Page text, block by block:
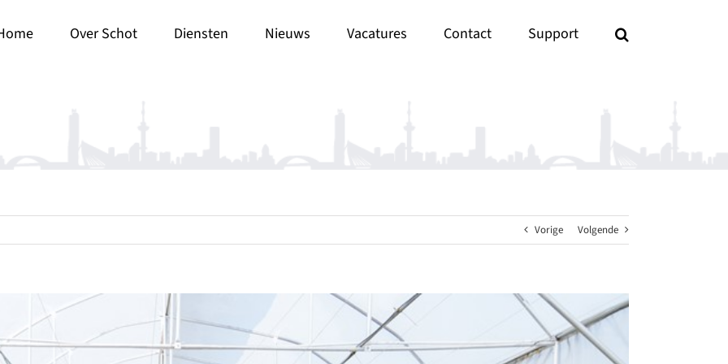
Over Schot Diensten Nieuws Vacatures Contact Support
Vorige Volgende